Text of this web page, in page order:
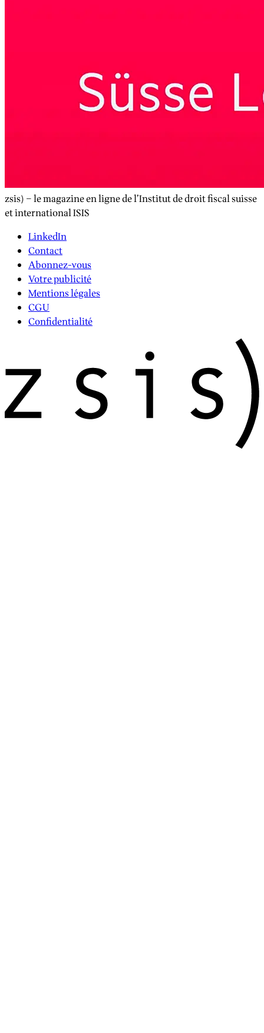
zsis) – le magazine en ligne de l’Institut de droit fiscal suisse
et international ISIS
LinkedIn
Contact
Abonnez-vous
Votre publicité
Mentions légales
CGU
Confidentialité